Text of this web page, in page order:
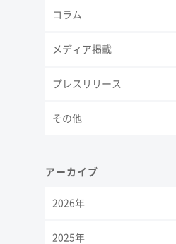
コラム
メディア掲載
プレスリリース
その他
アーカイブ
2026年
2025年